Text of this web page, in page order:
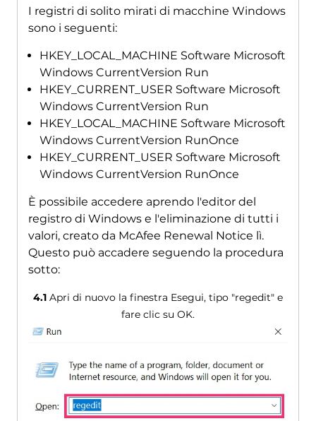
I registri di solito mirati di macchine Windows
sono i seguenti:
HKEY_LOCAL_MACHINE Software Microsoft
Windows CurrentVersion Run
HKEY_CURRENT_USER Software Microsoft
Windows CurrentVersion Run
HKEY_LOCAL_MACHINE Software Microsoft
Windows CurrentVersion RunOnce
HKEY_CURRENT_USER Software Microsoft
Windows CurrentVersion RunOnce
È possibile accedere aprendo l'editor del
registro di Windows e l'eliminazione di tutti i
valori, creato da McAfee Renewal Notice lì.
Questo può accadere seguendo la procedura
sotto:
4.1Apri di nuovo la finestra Esegui, tipo "regedit" e
fare clic su OK.